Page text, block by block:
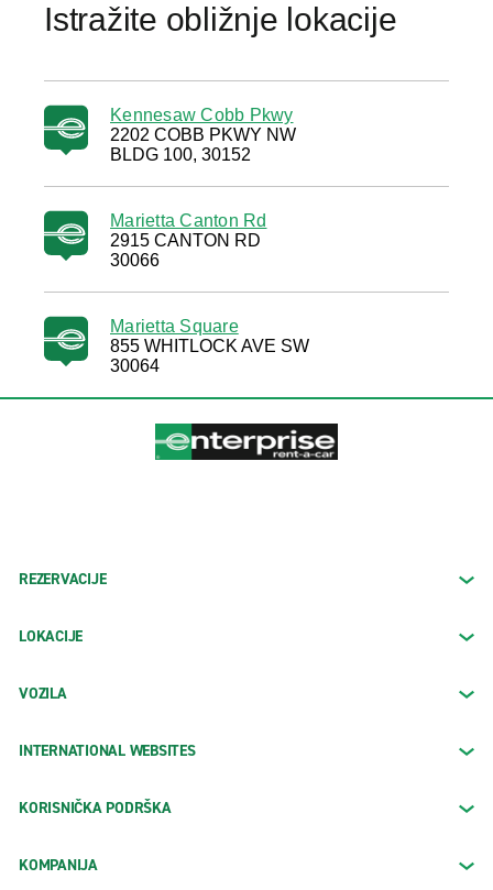
Istražite obližnje lokacije
Kennesaw Cobb Pkwy
2202 COBB PKWY NW
BLDG 100, 30152
Marietta Canton Rd
2915 CANTON RD
30066
Marietta Square
855 WHITLOCK AVE SW
30064
REZERVACIJE
LOKACIJE
VOZILA
INTERNATIONAL WEBSITES
KORISNIČKA PODRŠKA
KOMPANIJA